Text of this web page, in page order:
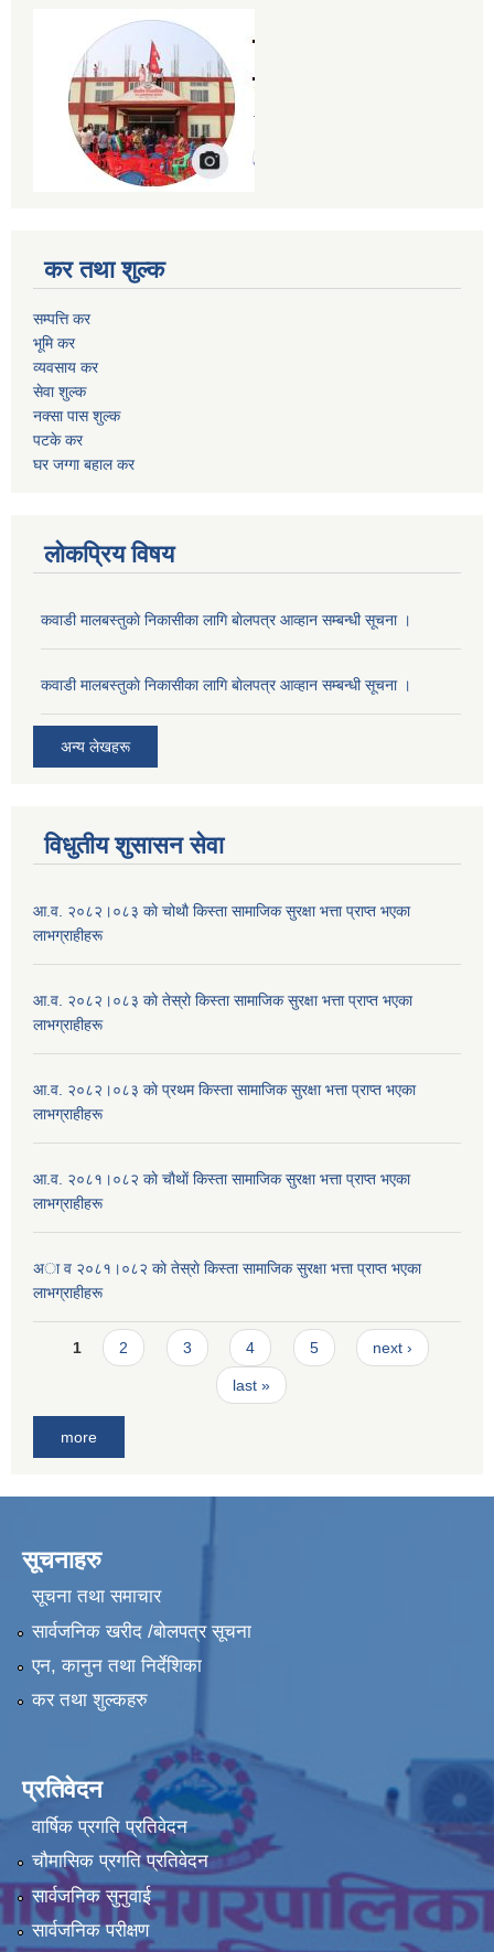
कर तथा शुल्क
सम्पत्ति कर
भूमि कर
व्यवसाय कर
सेवा शुल्क
नक्सा पास शुल्क
पटके कर
घर जग्गा बहाल कर
लोकप्रिय विषय
कवाडी मालबस्तुकाे निकासीका लागि बाेलपत्र आव्हान सम्बन्धी सूचना ।
कवाडी मालबस्तुकाे निकासीका लागि बाेलपत्र आव्हान सम्बन्धी सूचना ।
अन्य लेखहरू
विधुतीय शुसासन सेवा
आ.व. २०८२।०८३ काे चोथाै‌ किस्ता सामाजिक सुरक्षा भत्ता प्राप्त भएका
लाभग्राहीहरू
आ.व. २०८२।०८३ काे तेस्राे किस्ता सामाजिक सुरक्षा भत्ता प्राप्त भएका
लाभग्राहीहरू
आ.व. २०८२।०८३ काे प्रथम किस्ता सामाजिक सुरक्षा भत्ता प्राप्त भएका
लाभग्राहीहरू
आ.व. २०८१।०८२ काे चाैथाें किस्ता सामाजिक सुरक्षा भत्ता प्राप्त भएका
लाभग्राहीहरू
अा व २०८१।०८२ काे तेस्राे किस्ता सामाजिक सुरक्षा भत्ता प्राप्त भएका
लाभग्राहीहरू
Pages
1 2 3 4 5 next ›
last »
more
सूचनाहरु
सूचना तथा समाचार
सार्वजनिक खरीद /बोलपत्र सूचना
एन, कानुन तथा निर्देशिका
कर तथा शुल्कहरु
प्रतिवेदन
वार्षिक प्रगति प्रतिवेदन
चौमासिक प्रगति प्रतिवेदन
सार्वजनिक सुनुवाई
सार्वजनिक परीक्षण